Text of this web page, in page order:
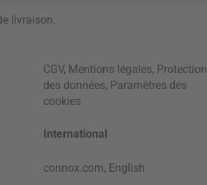
livraison.
CGV, Mentions légales, Protection
des données, Paramètres des
cookies
International
connox.com, English